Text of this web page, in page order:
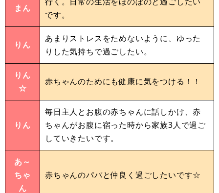
まん
です。
りん
あまりストレスをためないように、ゆった
りした気持ちで過ごしたい。
りん
☆
赤ちゃんのためにも健康に気をつける！！
りん
毎日主人とお腹の赤ちゃんに話しかけ、赤
ちゃんがお腹に宿った時から家族3人で過ご
していきたいです。
あ～
ちゃ
ん
赤ちゃんのパパと仲良く過ごしたいです☆